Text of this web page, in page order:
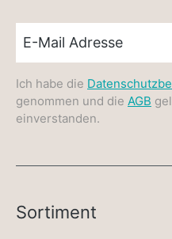
Ich habe die
genommen und die AGB
einverstanden.
Sortiment